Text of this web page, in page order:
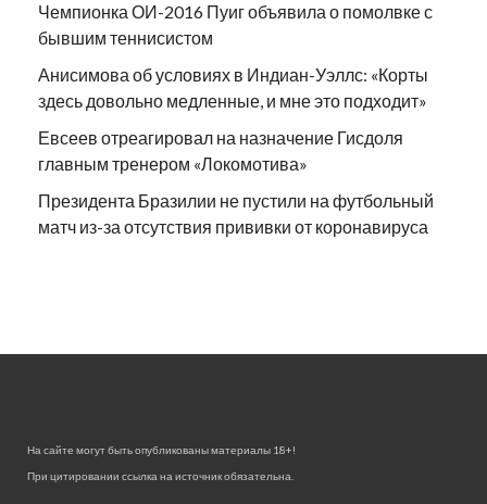
Чемпионка ОИ-2016 Пуиг объявила о помолвке с
бывшим теннисистом
Анисимова об условиях в Индиан-Уэллс: «Корты
здесь довольно медленные, и мне это подходит»
Евсеев отреагировал на назначение Гисдоля
главным тренером «Локомотива»
Президента Бразилии не пустили на футбольный
матч из-за отсутствия прививки от коронавируса
На сайте могут быть опубликованы материалы 18+!
При цитировании ссылка на источник обязательна.